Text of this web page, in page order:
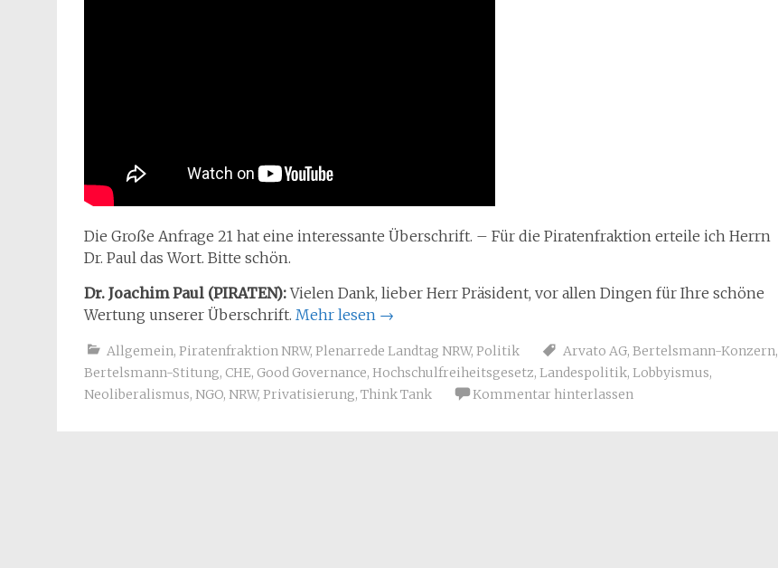
Die Große Anfrage 21 hat eine interessante Überschrift. – Für die Piratenfraktion erteile ich Herrn
Dr. Paul das Wort. Bitte schön.
Dr. Joachim Paul (PIRATEN):Vielen Dank, lieber Herr Präsident, vor allen Dingen für Ihre schöne
Wertung unserer Überschrift. Mehr lesen →
Allgemein, Piratenfraktion NRW, Plenarrede Landtag NRW, Politik Arvato AG, Bertelsmann-Konzern,
Bertelsmann-Stitung, CHE, Good Governance, Hochschulfreiheitsgesetz, Landespolitik, Lobbyismus,
Neoliberalismus, NGO, NRW, Privatisierung, Think Tank Kommentar hinterlassen